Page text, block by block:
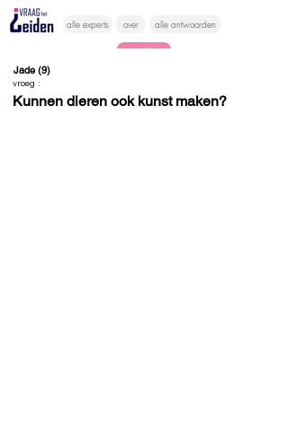
alle experts over alle antwoorden
vragen lessen
Vraag het
Jade (9)
vroeg :
Kunnen dieren ook kunst maken?